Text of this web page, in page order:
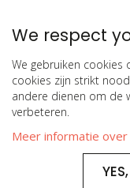
We respect
We gebruiken cookies
cookies zijn strikt
andere dienen om de
verbeteren.
Meer informatie